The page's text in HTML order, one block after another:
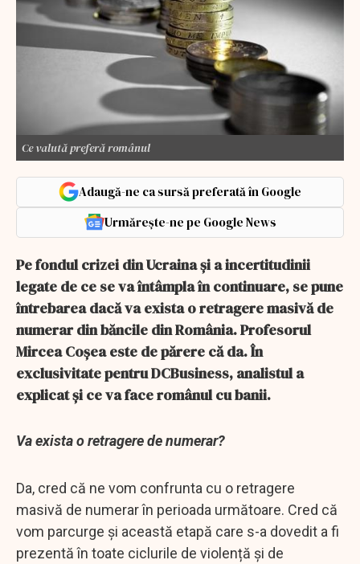
Ce valută preferă românul
Adaugă-ne ca sursă preferată în Google
Urmărește-ne pe Google News
Pe fondul crizei din Ucraina și a incertitudinii
legate de ce se va întâmpla în continuare, se pune
întrebarea dacă va exista o retragere masivă de
numerar din băncile din România. Profesorul
Mircea Coșea este de părere că da. În
exclusivitate pentru DCBusiness, analistul a
explicat și ce va face românul cu banii.
Va exista o retragere de numerar?
Da, cred că ne vom confrunta cu o retragere
masivă de numerar în perioada următoare. Cred că
vom parcurge și această etapă care s-a dovedit a fi
prezentă în toate ciclurile de violență și de